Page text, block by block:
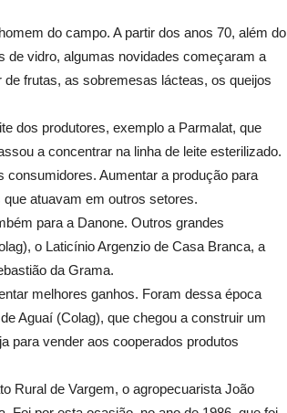
do campo. A partir dos anos 70, além do
de vidro, algumas novidades começaram a
frutas, as sobremesas lácteas, os queijos
dos produtores, exemplo a Parmalat, que
a concentrar na linha de leite esterilizado.
consumidores. Aumentar a produção para
atuavam em outros setores.
para a Danone. Outros grandes
o Laticínio Argenzio de Casa Branca, a
da Grama.
melhores ganhos. Foram dessa época
Aguaí (Colag), que chegou a construir um
para vender aos cooperados produtos
Rural de Vargem, o agropecuarista João